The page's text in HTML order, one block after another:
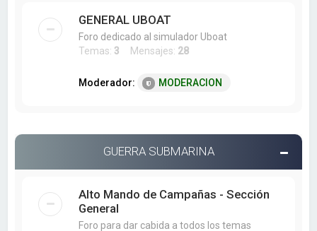
GENERAL UBOAT
Foro dedicado al simulador Uboat
Temas: 3 Mensajes: 28
Moderador: MODERACION
GUERRA SUBMARINA
Alto Mando de Campañas - Sección
General
Foro para dar cabida a todos los temas